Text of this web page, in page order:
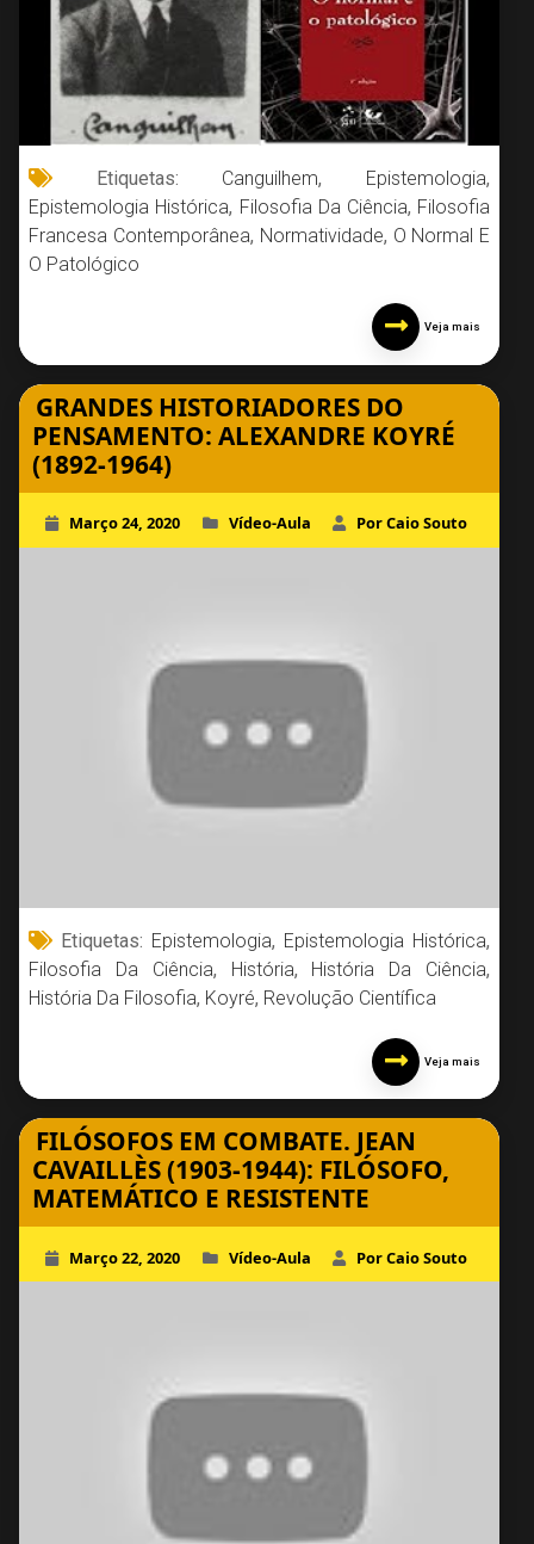
Etiquetas: Canguilhem, Epistemologia,
Epistemologia Histórica, Filosofia Da Ciência, Filosofia
Francesa Contemporânea, Normatividade, O Normal E
O Patológico
Veja mais
GRANDES HISTORIADORES DO
PENSAMENTO: ALEXANDRE KOYRÉ
(1892-1964)
Março 24, 2020 Vídeo-Aula Por Caio Souto
Etiquetas: Epistemologia, Epistemologia Histórica,
Filosofia Da Ciência, História, História Da Ciência,
História Da Filosofia, Koyré, Revolução Científica
Veja mais
FILÓSOFOS EM COMBATE. JEAN
CAVAILLÈS (1903-1944): FILÓSOFO,
MATEMÁTICO E RESISTENTE
Março 22, 2020 Vídeo-Aula Por Caio Souto